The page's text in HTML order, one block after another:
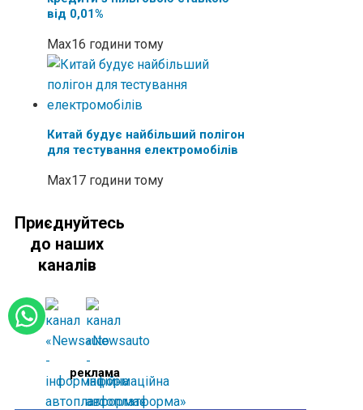
від 0,01%
Max16 години тому
Китай будує найбільший полігон
для тестування електромобілів
Max17 години тому
Приєднуйтесь
до наших
каналів
реклама